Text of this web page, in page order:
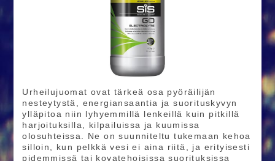
Urheilujuomat ovat tärkeä osa pyöräilijän
nesteytystä, energiansaantia ja suorituskyvyn
ylläpitoa niin lyhyemmillä lenkeillä kuin pitkillä
harjoituksilla, kilpailuissa ja kuumissa
olosuhteissa. Ne on suunniteltu tukemaan kehoa
silloin, kun pelkkä vesi ei aina riitä, ja erityisesti
pidemmissä tai kovatehoisissa suorituksissa